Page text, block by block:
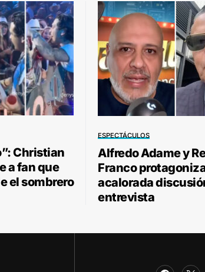
Christian
a fan que
el sombrero
ESPECTÁCULOS
Alfredo Adame y
Franco
acalorada
entrevista